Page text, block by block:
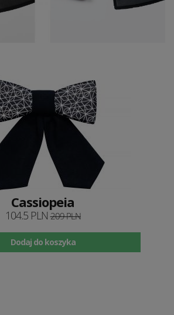
Cassiopeia
104.5 PLN209 PLN
Dodaj do koszyka